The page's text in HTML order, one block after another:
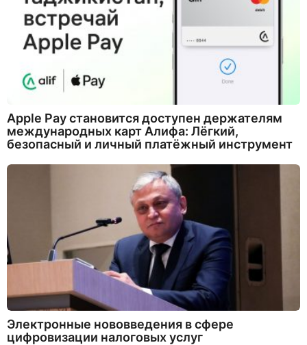
Apple Pay становится доступен держателям
международных карт Алифа: Лёгкий,
безопасный и личный платёжный инструмент
Электронные нововведения в сфере
цифровизации налоговых услуг